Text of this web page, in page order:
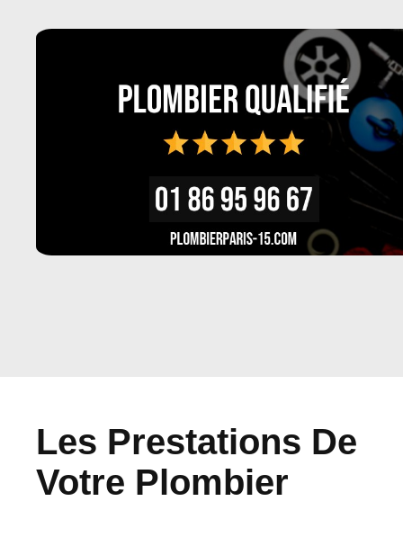
Les Prestations De
Votre Plombier